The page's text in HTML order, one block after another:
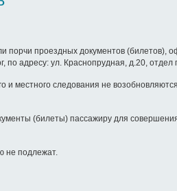
порчи проездных документов
по адресу: ул. Краснопрудная, д.20,
следования не
(билеты) пассажиру для
не подлежат.